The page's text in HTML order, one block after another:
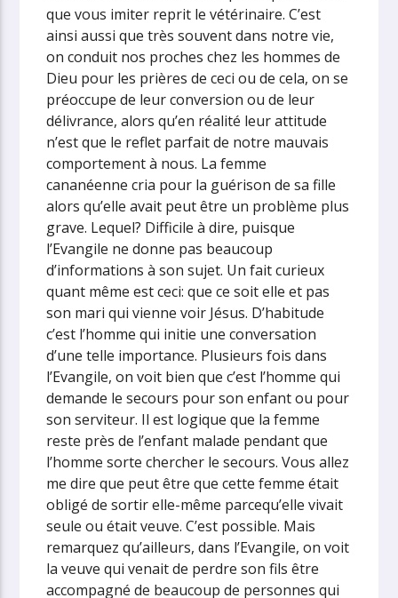
que vous imiter reprit le vétérinaire.C’est
ainsi aussi que très souvent dans notre vie,
on conduit nos proches chez les hommes de
Dieu pour les prières de ceci ou de cela, on se
préoccupe de leur conversion ou de leur
délivrance, alors qu’en réalité leur attitude
n’est que le reflet parfait de notre mauvais
comportement à nous. La femme
cananéenne cria pour la guérison de sa fille
alors qu’elle avait peut être un problème plus
grave. Lequel? Difficile à dire, puisque
l’Evangile ne donne pas beaucoup
d’informations à son sujet. Un fait curieux
quant même est ceci: que ce soit elle et pas
son mari qui vienne voir Jésus. D’habitude
c’est l’homme qui initie une conversation
d’une telle importance. Plusieurs fois dans
l’Evangile, on voit bien que c’est l’homme qui
demande le secours pour son enfant ou pour
son serviteur. Il est logique que la femme
reste près de l’enfant malade pendant que
l’homme sorte chercher le secours. Vous allez
me dire que peut être que cette femme était
obligé de sortir elle-même parcequ’elle vivait
seule ou était veuve. C’est possible. Mais
remarquez qu’ailleurs, dans l’Evangile, on voit
la veuve qui venait de perdre son fils être
accompagné de beaucoup de personnes qui